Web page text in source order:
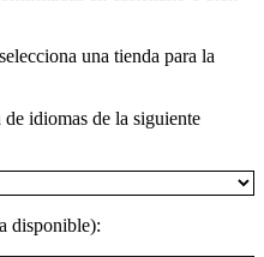
una tienda para la
idiomas de la siguiente
disponible):